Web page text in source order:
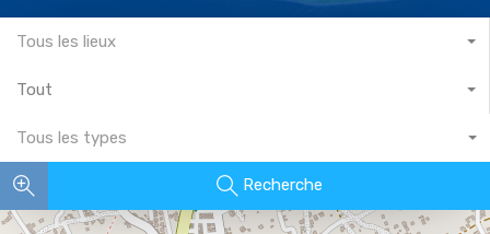
Tous les lieux
Tout
Tous les types
Recherche